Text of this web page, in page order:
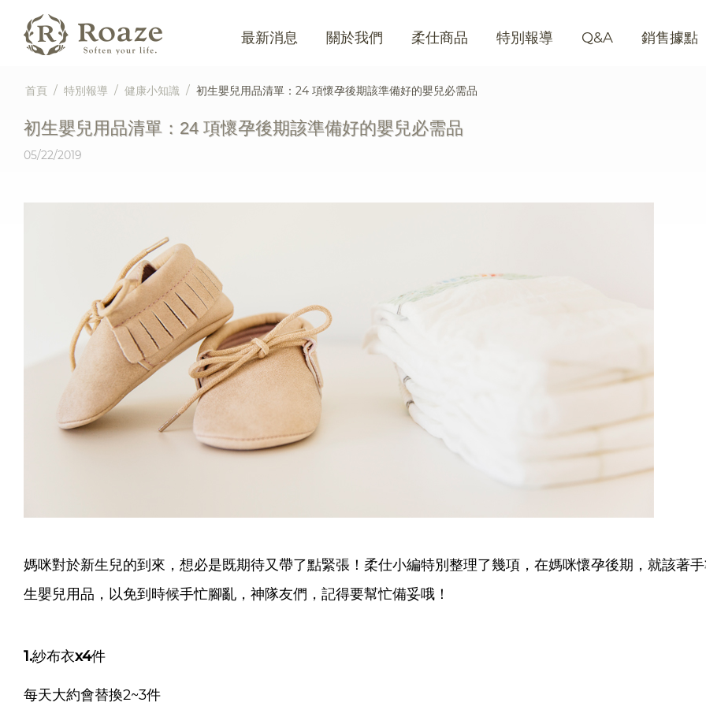
最新消息 關於我們 柔仕商品 特別報導 Q&A 銷售據點
首頁 / 特別報導 / 健康小知識 / 初生嬰兒用品清單：24 項懷孕後期該準備好的嬰兒必需品
初生嬰兒用品清單：24 項懷孕後期該準備好的嬰兒必需品
05/22/2019
媽咪對於新生兒的到來，想必是既期待又帶了點緊張！ 柔仕小編特別整理了幾項，在媽咪懷孕後期，就該著
生嬰兒用品， 以免到時候手忙腳亂，神隊友們，記得要幫忙備妥哦！
1.紗布衣x4件
每天大約會替換2~3件